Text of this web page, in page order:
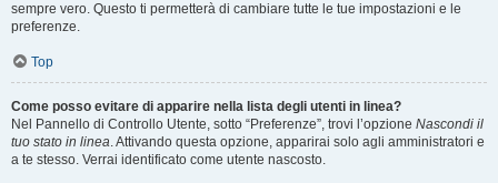
sempre vero. Questo ti permetterà di cambiare tutte le tue impostazioni e le
preferenze.
Top
Come posso evitare di apparire nella lista degli utenti in linea?
Nel Pannello di Controllo Utente, sotto “Preferenze”, trovi l’opzione Nascondi il
tuo stato in linea. Attivando questa opzione, apparirai solo agli amministratori e
a te stesso. Verrai identificato come utente nascosto.